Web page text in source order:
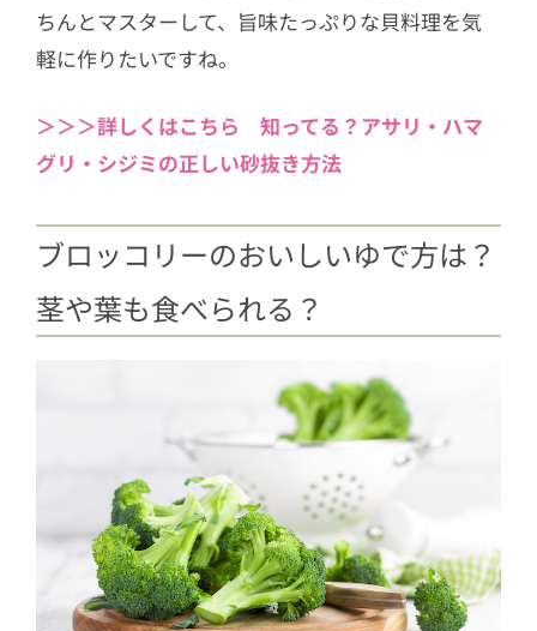
ちんとマスターして、旨味たっぷりな貝料理を気
軽に作りたいですね。
＞＞＞詳しくはこちら 知ってる？アサリ・ハマ
グリ・シジミの正しい砂抜き方法
ブロッコリーのおいしいゆで方は？
茎や葉も食べられる？